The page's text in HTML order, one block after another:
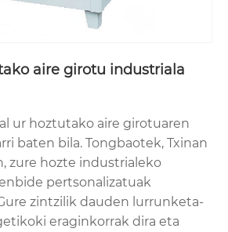
aire girotu industriala
ur hoztutako aire girotuaren
baten bila. Tongbaotek, Txinan
zure hozte industrialeko
pertsonalizatuak
zintzilik dauden lurrunketa-
eraginkorrak dira eta